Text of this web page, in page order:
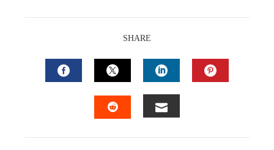
SHARE
FACEBOOKTWITTERLINKEDIN